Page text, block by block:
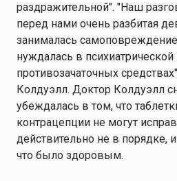
раздражительной". "Наш
перед нами очень разбитая
занималась
нуждалась в
противозачаточных
Колдуэлл. Доктор Колдуэлл
убеждалась в том, что
контрацепции не могут
действительно не в порядке,
что было здоровым.